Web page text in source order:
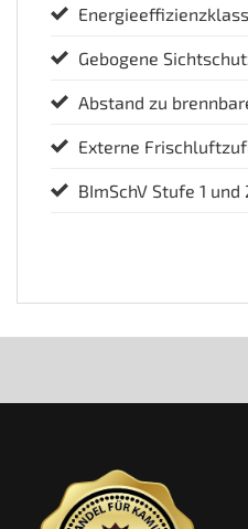
Gebogene
Abstand zu
Externe
BImSchV Stufe 1 und